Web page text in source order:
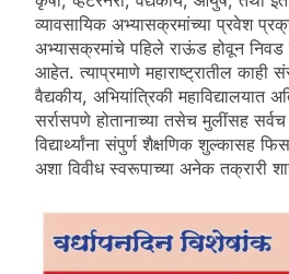
व्यावसायिक अभ्यासक्रमांच्या प्रवेश
अभ्यासक्रमांचे पहिले राऊंड होवून निवड
आहेत. त्याप्रमाणे महाराष्ट्रातील काही
वैद्यकीय, अभियांत्रिकी महाविद्यालयात
सर्रासपणे होतानाच्या तसेच मुलींसह सर्वच
विद्यार्थ्यांना संपुर्ण शैक्षणिक शुल्कासह
अशा विवीध स्वरूपाच्या अनेक तक्रारी